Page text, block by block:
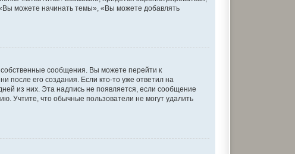
можете начинать темы», «Вы можете добавлять
сообщения. Вы можете перейти к
после его создания. Если кто-то уже ответил на
из них. Эта надпись не появляется, если сообщение
Учтите, что обычные пользователи не могут удалить